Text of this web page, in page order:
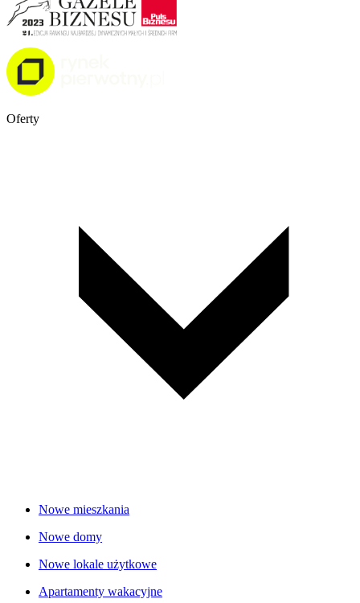
Oferty
Nowe mieszkania
Nowe domy
Nowe lokale użytkowe
Apartamenty wakacyjne